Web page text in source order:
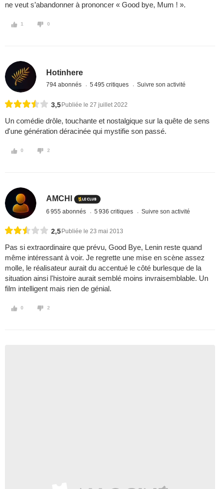
ne veut s’abandonner à prononcer « Good bye, Mum ! ».
1 0
Hotinhere
794 abonnés 5 495 critiques Suivre son activité
3,5 Publiée le 27 juillet 2022
Un comédie drôle, touchante et nostalgique sur la quête de sens
d'une génération déracinée qui mystifie son passé.
0 2
AMCHI
6 955 abonnés 5 936 critiques Suivre son activité
2,5 Publiée le 23 mai 2013
Pas si extraordinaire que prévu, Good Bye, Lenin reste quand
même intéressant à voir. Je regrette une mise en scène assez
molle, le réalisateur aurait du accentué le côté burlesque de la
situation ainsi l'histoire aurait semblé moins invraisemblable. Un
film intelligent mais rien de génial.
0 2